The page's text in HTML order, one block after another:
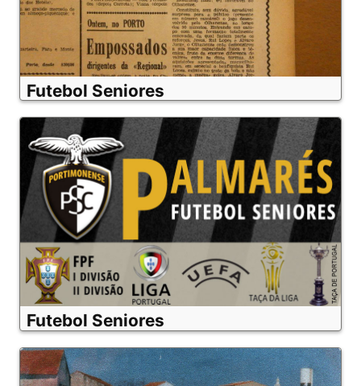
Futebol Seniores
Futebol Seniores